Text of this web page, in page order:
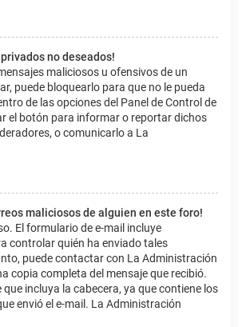
no deseados!
maliciosos u ofensivos de un
puede bloquearlo para que no le pueda
de las opciones del Panel de Control de
el botón para informar o reportar dichos
o comunicarlo a La
maliciosos de alguien en este foro!
El formulario de e-mail incluye
controlar quién ha enviado tales
puede contactar con La Administración
copia completa del mensaje que recibió.
incluya la cabecera, ya que contiene los
envió el e-mail. La Administración